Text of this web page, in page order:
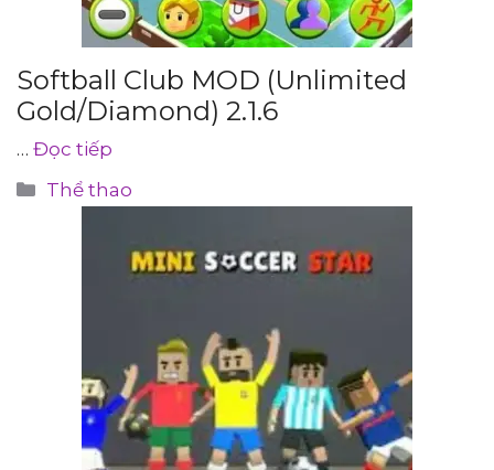
Softball Club MOD (Unlimited
Gold/Diamond) 2.1.6
… Đọc tiếp
Danh
mục
Thể thao